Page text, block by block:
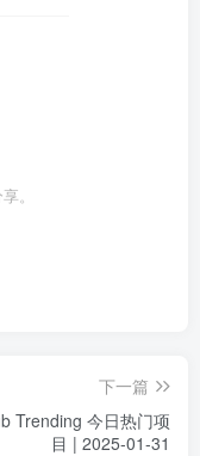
。
下一篇
Trending 今日热门项
目 | 2025-01-31